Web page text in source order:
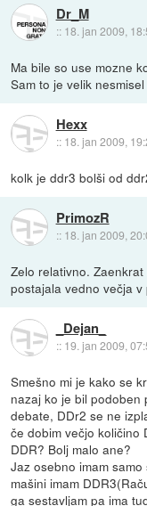
Dr_M
:: 18. jan 2009,
Ma bile so use mozne
Sam to je velik
Hexx
:: 18. jan 2009,
kolk je ddr3 bolši od
PrimozR
:: 18. jan 2009,
Zelo relativno.
postajala vedno večja v
_Dejan_
:: 19. jan 2009,
Smešno mi je kako se
nazaj ko je bil podoben
debate, DDr2 se ne
če dobim večjo količino
DDR? Bolj malo ane?
Jaz osebno imam
mašini imam
ga sestavljam pa ima